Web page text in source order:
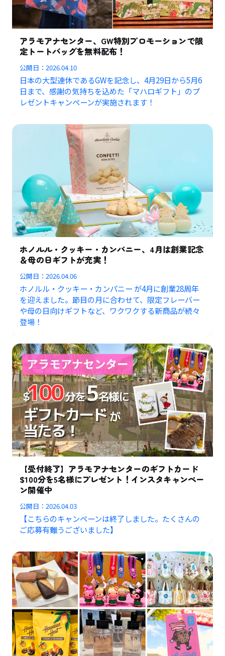
アラモアナセンター、GW特別プロモーションで限
定トートバッグを無料配布！
公開日：2026.04.10
日本の大型連休であるGWを記念し、4月29日から5月6
日まで、感謝の気持ちを込めた「マハロギフト」のプ
レゼントキャンペーンが実施されます！
ホノルル・クッキー・カンパニー、4月は創業記念
＆母の日ギフトが充実！
公開日：2026.04.06
ホノルル・クッキー・カンパニー が4月に創業28周年
を迎えました。節目の月に合わせて、限定フレーバー
や母の日向けギフトなど、ワクワクする新商品が続々
登場！
【受付終了】アラモアナセンターのギフトカード
$100分を5名様にプレゼント！インスタキャンペー
ン開催中
公開日：2026.04.03
【こちらのキャンペーンは終了しました。たくさんの
ご応募有難うございました】